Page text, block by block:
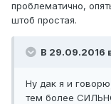
проблематично,
штоб простая.
В 29.09.2016
Ну дак я и
тем более